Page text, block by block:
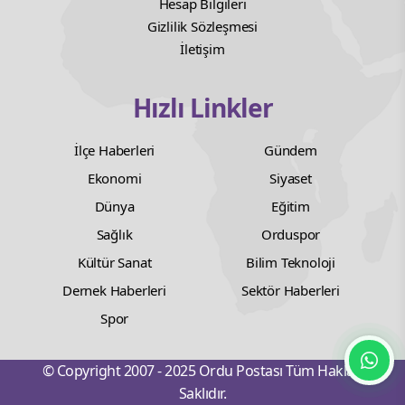
Hesap Bilgileri
Gizlilik Sözleşmesi
İletişim
Hızlı Linkler
İlçe Haberleri
Gündem
Ekonomi
Siyaset
Dünya
Eğitim
Sağlık
Orduspor
Kültür Sanat
Bilim Teknoloji
Dernek Haberleri
Sektör Haberleri
Spor
© Copyright 2007 - 2025 Ordu Postası Tüm Hakları
Saklıdır.